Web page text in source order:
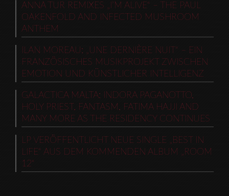
ANNA TUR REMIXES „I’M ALIVE“ – THE PAUL
OAKENFOLD AND INFECTED MUSHROOM
ANTHEM
ILAN MOREAU: „UNE DERNIÈRE NUIT“ – EIN
FRANZÖSISCHES MUSIKPROJEKT ZWISCHEN
EMOTION UND KÜNSTLICHER INTELLIGENZ
GALACTICA MALTA: INDORA PAGANOTTO,
HOLY PRIEST, FANTASM, FATIMA HAJJI AND
MANY MORE AS THE RESIDENCY CONTINUES
LP VERÖFFENTLICHT NEUE SINGLE „BEST IN
LIFE“ AUS DEM KOMMENDEN ALBUM „ROOM
12“